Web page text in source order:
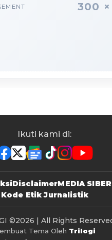
300
Ikuti kami di:
DisclaimerMEDIA SIBER
Kode Etik Jurnalistik
©2026 | All Rights
Tema Oleh Trilogi